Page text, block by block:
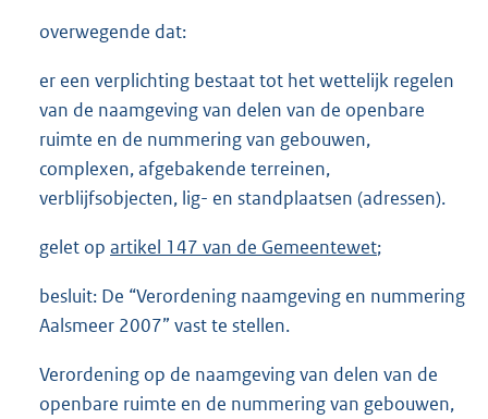
overwegende dat:
er een verplichting bestaat tot het wettelijk regelen
van de naamgeving van delen van de openbare
ruimte en de nummering van gebouwen,
complexen, afgebakende terreinen,
verblijfsobjecten, lig- en standplaatsen (adressen).
gelet op artikel 147 van de Gemeentewet;
besluit: De “Verordening naamgeving en nummering
Aalsmeer 2007” vast te stellen.
Verordening op de naamgeving van delen van de
openbare ruimte en de nummering van gebouwen,